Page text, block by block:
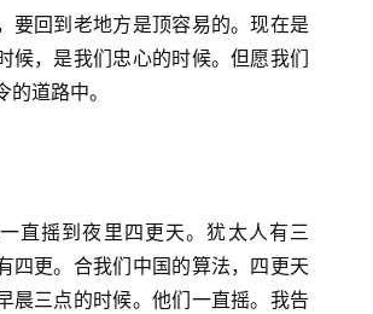
要回到老地方是顶容易的。现在是
候，是我们忠心的时候。但愿我们
的道路中。
直摇到夜里四更天。犹太人有三
四更。合我们中国的算法，四更天
晨三点的时候。他们一直摇。我告